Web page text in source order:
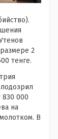
2
тенге.
000
на
В